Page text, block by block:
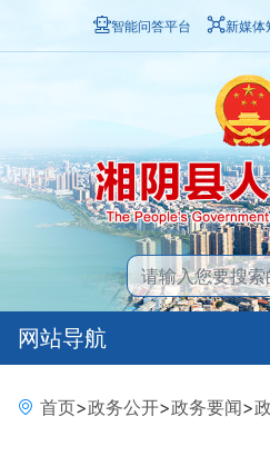
智能问答平台 新媒体
网站导航
首页>政务公开>政务要闻>